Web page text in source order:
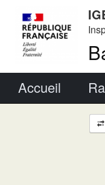
Accueil